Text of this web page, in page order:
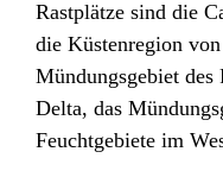
Rastplätze sind die
die Küstenregion
Mündungsgebiet
Delta, das
Feuchtgebiete im